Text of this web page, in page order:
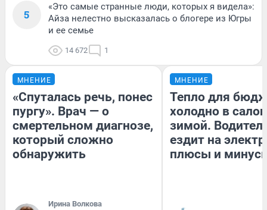
5
«Это самые странные люди, которых я видела»:
Айза нелестно высказалась о блогере из Югры
и ее семье
14 672 1
МНЕНИЕ
«Спуталась речь, понес
пургу». Врач — о
смертельном диагнозе,
который сложно
обнаружить
Ирина Волкова
МНЕНИЕ
Тепло для
холодно в
зимой.
ездит на
плюсы и